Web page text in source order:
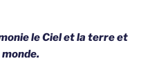
le Ciel et la terre et